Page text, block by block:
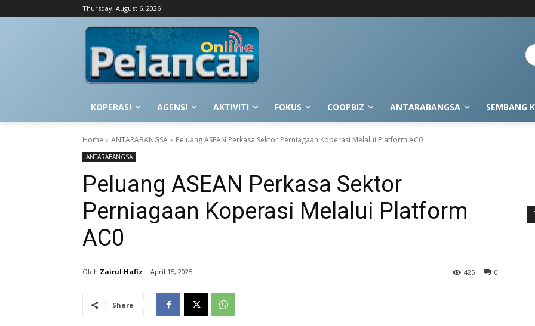
Thursday, August 6, 2026
KOPERASI AGENSI AKTIVITI FOKUS COOPBIZ ANTARABANGSA SEMBANG
Home ANTARABANGSA Peluang ASEAN Perkasa Sektor Perniagaan Koperasi Melalui Platform AC0
ANTARABANGSA
Peluang ASEAN Perkasa Sektor
Perniagaan Koperasi Melalui Platform
AC0
Zairul Hafiz April 15, 2025 0
425
Share